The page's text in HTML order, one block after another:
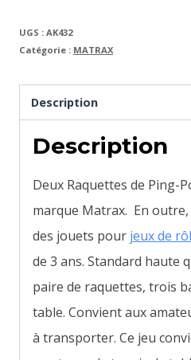
UGS : AK432
Catégorie : MATRAX
Description
Description
Deux Raquettes de Ping-
marque Matrax. En
des jouets pour jeux de
de 3 ans. Standard haute
paire de raquettes, trois
table. Convient aux
à transporter. Ce jeu